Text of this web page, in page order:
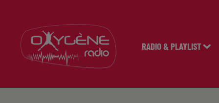
RADIO & PLAYLIST